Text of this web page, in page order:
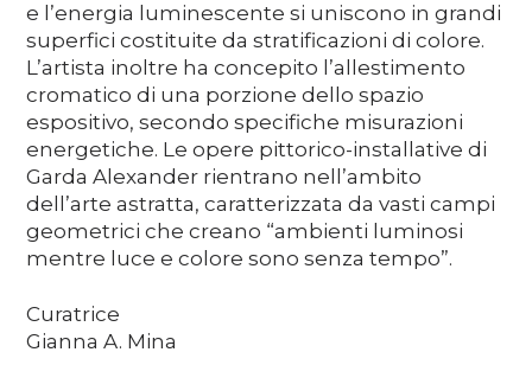
e l’energia luminescente si uniscono in grandi
superfici costituite da stratificazioni di colore.
L’artista inoltre ha concepito l’allestimento
cromatico di una porzione dello spazio
espositivo, secondo specifiche misurazioni
energetiche. Le opere pittorico-installative di
Garda Alexander rientrano nell’ambito
dell’arte astratta, caratterizzata da vasti campi
geometrici che creano “ambienti luminosi
mentre luce e colore sono senza tempo”.
Curatrice
Gianna A. Mina